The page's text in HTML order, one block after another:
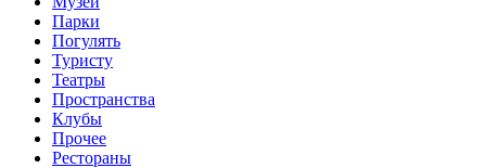
Парки
Погулять
Туристу
Театры
Пространства
Клубы
Прочее
Рестораны